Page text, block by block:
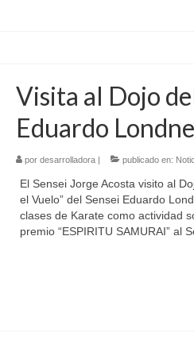
Visita al Dojo
Eduardo
por desarrolladora| publicado en:
El Sensei Jorge Acosta visito al
el Vuelo” del Sensei Eduardo
clases de Karate como actividad
premio “ESPIRITU SAMURAI” al